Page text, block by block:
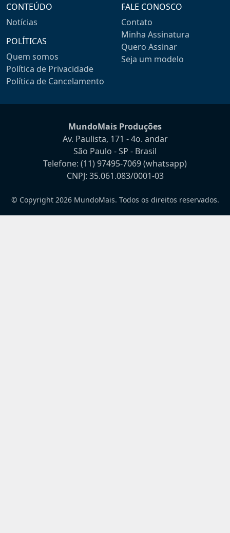
CONTEÚDO
Notícias
POLÍTICAS
Quem somos
Política de Privacidade
Política de Cancelamento
FALE CONOSCO
Contato
Minha Assinatura
Quero Assinar
Seja um modelo
MundoMais Produções
Av. Paulista, 171 - 4o. andar
São Paulo - SP - Brasil
Telefone: (11) 97495-7069(whatsapp)
CNPJ: 35.061.083/0001-03
© Copyright 2026 MundoMais. Todos os direitos reservados.